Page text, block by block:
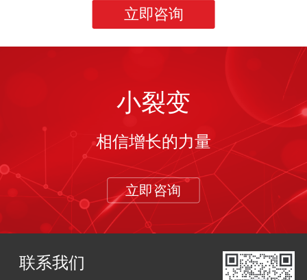
立即咨询
小裂变
相信增长的力量
立即咨询
联系我们